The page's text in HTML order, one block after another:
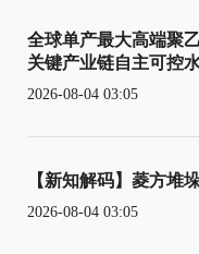
全球单产最大高端聚
关键产业链自主可控
2026-08-04 03:05
【新知解码】菱方堆
2026-08-04 03:05